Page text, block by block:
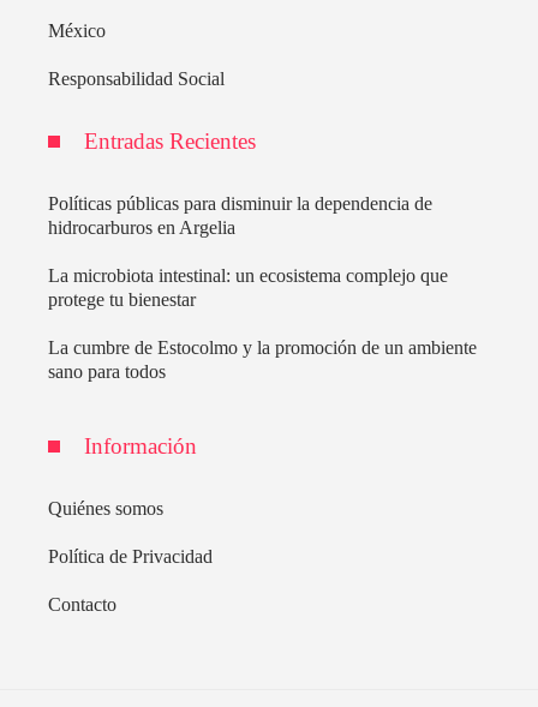
México
Responsabilidad Social
Entradas Recientes
Políticas públicas para disminuir la dependencia de
hidrocarburos en Argelia
La microbiota intestinal: un ecosistema complejo que
protege tu bienestar
La cumbre de Estocolmo y la promoción de un ambiente
sano para todos
Información
Quiénes somos
Política de Privacidad
Contacto